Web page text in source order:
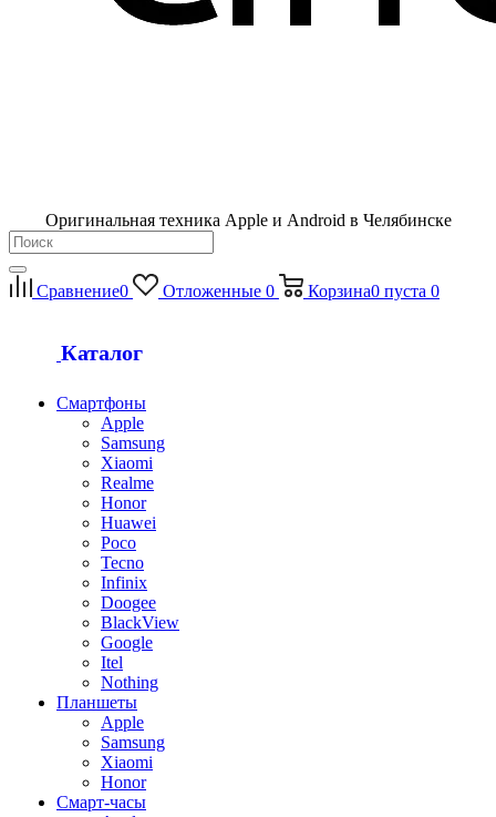
Оригинальная техника Apple и Android в Челябинске
Сравнение0 Отложенные 0 Корзина0 пуста 0
Каталог
Смартфоны
Apple
Samsung
Xiaomi
Realme
Honor
Huawei
Poco
Tecno
Infinix
Doogee
BlackView
Google
Itel
Nothing
Планшеты
Apple
Samsung
Xiaomi
Honor
Смарт-часы